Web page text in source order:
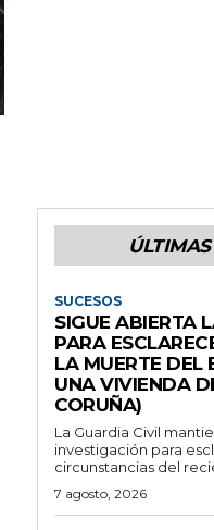
SUCESOS
SIGUE ABIERTA
PARA
LA MUERTE DEL
UNA VIVIENDA
CORUÑA)
La Guardia Civil
investigación para
circunstancias del
7 agosto, 2026